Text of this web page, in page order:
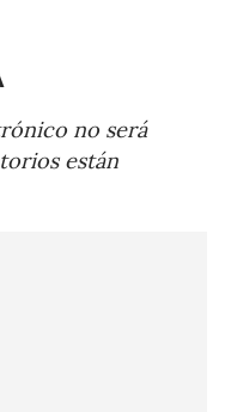
no será
están